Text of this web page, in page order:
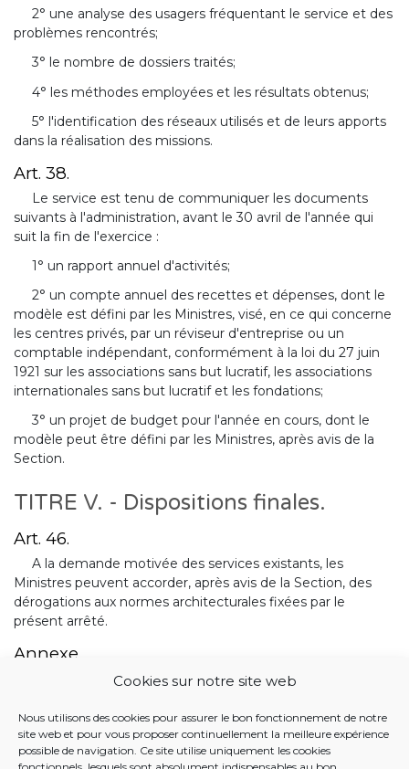
Cookies sur notre site web
Nous utilisons des cookies pour assurer le bon fonctionnement de notre
site web et pour vous proposer continuellement la meilleure expérience
possible de navigation. Ce site utilise uniquement les cookies
2° une analyse des usagers fréquentant le service et des
problèmes rencontrés;
3° le nombre de dossiers traités;
4° les méthodes employées et les résultats obtenus;
5° l'identification des réseaux utilisés et de leurs apports
dans la réalisation des missions.
Art. 38.
Le service est tenu de communiquer les documents
suivants à l'administration, avant le 30 avril de l'année qui
suit la fin de l'exercice :
1° un rapport annuel d'activités;
2° un compte annuel des recettes et dépenses, dont le
modèle est défini par les Ministres, visé, en ce qui concerne
les centres privés, par un réviseur d'entreprise ou un
comptable indépendant, conformément à la loi du 27 juin
1921 sur les associations sans but lucratif, les associations
internationales sans but lucratif et les fondations;
3° un projet de budget pour l'année en cours, dont le
modèle peut être défini par les Ministres, après avis de la
Section.
TITRE V. - Dispositions finales.
Art. 46.
A la demande motivée des services existants, les
Ministres peuvent accorder, après avis de la Section, des
dérogations aux normes architecturales fixées par le
présent arrêté.
Annexe
Annexe II: Statut
BANQUE DE DONNÉES JUSTEL